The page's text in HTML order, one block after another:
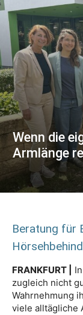
Wenn die
Armlänge
Beratung für
FRANKFURT |
zugleich nicht
Wahrnehmung
viele alltägliche